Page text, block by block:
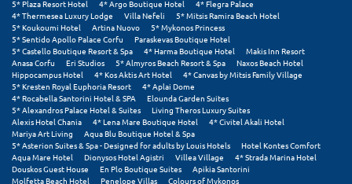
Ρόδος
Σ
Σαλαμίνα
Σαμοθράκη
Σάμος
Σαντορίνη
5* Plaza Resort Hotel
4* Argo Boutique Hotel
4* Flegra Palace
4* Thermesea Luxury Lodge
Villa Nefeli
5* Mitsis Ramira Beach Hotel
5* Koukoumi Hotel
Artina Nuovo
5* Mykonos Princess
5* Sentido Apollo Palace Corfu
Paraskevas Boutique Hotel
5* Castello Boutique Resort & Spa
4* Harma Boutique Hotel
Makis Inn Resort
Anasa Corfu
Eri Studios 5* Almyros Beach Resort & Spa
Naxos Beach Hotel
Hippocampus Hotel
4* Kos Aktis Art Hotel
4* Canvas by Mitsis Family Village
5* Kresten Royal Euphoria Resort
4* Aplai Dome
4* Rocabella Santorini Hotel & SPA
Elounda Garden Suites
5* Alexandros Palace Hotel & Suites
Living Theros Luxury Suites
Alexis Hotel Chania
4* Lena Mare Boutique Hotel
4* Civitel Akali Hotel
Mariya Art Living
Aqua Blu Boutique Hotel & Spa
5* Asterion Suites & Spa - Designed for adults by Louis Hotels
Hotel Kontes Comfort
Aqua Mare Hotel
Dionysos Hotel Agistri Villea Village
4* Strada Marina Hotel
Douskos Guest House
En Plo Boutique Suites
Apikia Santorini
Molfetta Beach Hotel
Penelope Villas
Colours of Mykonos